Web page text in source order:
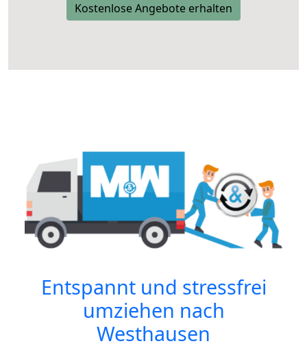
Kostenlose Angebote erhalten
Entspannt und stressfrei
umziehen nach
Westhausen